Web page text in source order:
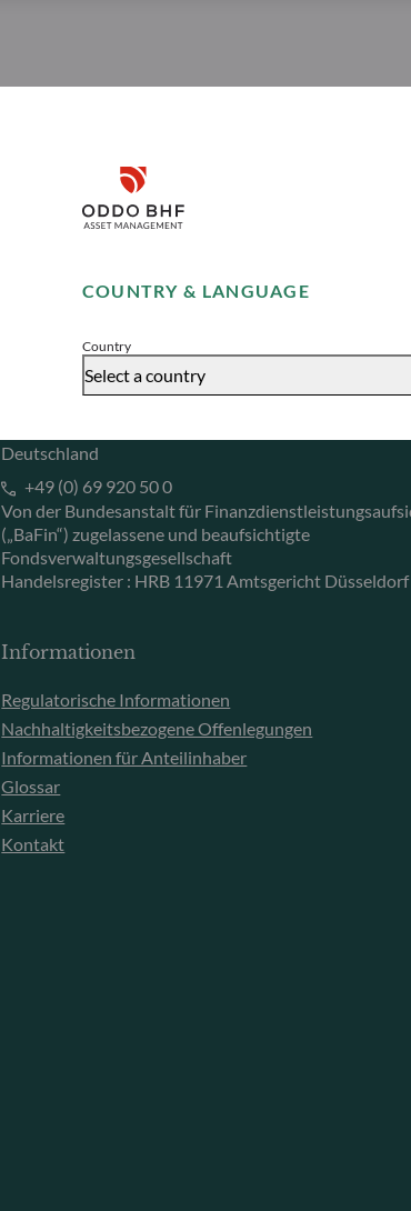
COUNTRY & LANGUAGE
Country
Select a country
Disclaimer
Accept
ODDO BHF Asset Management GmbH
40217 Düsseldorf
+49 (0) 211 239 24 01
Deutschland
+49 (0) 69 920 50 0
Von der Bundesanstalt für
(„BaFin“) zugelassene und beaufsichtigte
Fondsverwaltungsgesellschaft
Handelsregister : HRB 11971 Amtsgericht Düsseldorf
Informationen
Regulatorische Informationen
Nachhaltigkeitsbezogene Offenlegungen
Informationen für Anteilinhaber
Glossar
Karriere
Kontakt